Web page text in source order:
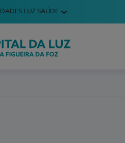
LUZ SAÚDE
Clínica da Figueira da Foz